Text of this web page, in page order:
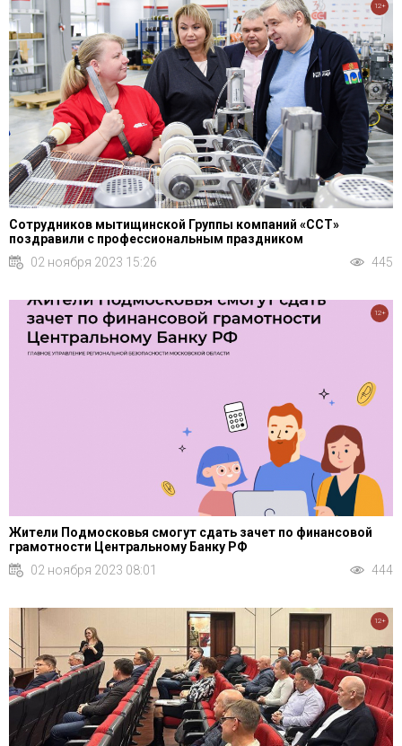
Сотрудников мытищинской Группы компаний «ССТ»
поздравили с профессиональным праздником
02 ноября 2023 15:26
445
12+
Жители Подмосковья смогут сдать зачет по финансовой
грамотности Центральному Банку РФ
02 ноября 2023 08:01
444
12+
12+